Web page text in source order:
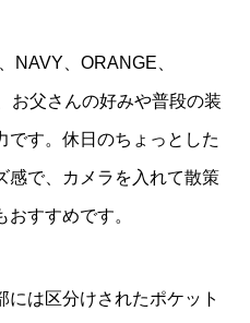
NAVY、ORANGE、
お父さんの好みや普段の装
です。休日のちょっとした
感で、カメラを入れて散策
すすめです。
は区分けされたポケット